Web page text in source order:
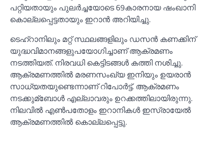
പറ്റിയതായും പുലര്‍ച്ചയോടെ 69കാരനായ ഷംഖാനി
കൊല്ലപ്പെട്ടതായും ഇറാന്‍ അറിയിച്ചു.
ടെഹ്റാനിലും മറ്റ് സ്ഥലങ്ങളിലും ഡസന്‍ കണക്കിന്
യുദ്ധവിമാനങ്ങളുപയോഗിച്ചാണ് ആക്രമണം
നടത്തിയത്. നിരവധി കെട്ടിടങ്ങള്‍ കത്തി നശിച്ചു.
ആക്രമണത്തില്‍ മരണസംഖ്യ ഇനിയും ഉയരാന്‍
സാധ്യതയുണ്ടെന്നാണ് റിപോര്‍ട്ട്. ആക്രമണം
നടക്കുമ്ബോള്‍ എല്ലാവരും ഉറക്കത്തിലായിരുന്നു.
നിലവില്‍ എണ്‍പതോളം ഇറാനികള്‍ ഇസ്രായേല്‍
ആക്രമണത്തില്‍ കൊല്ലപ്പെട്ടു.